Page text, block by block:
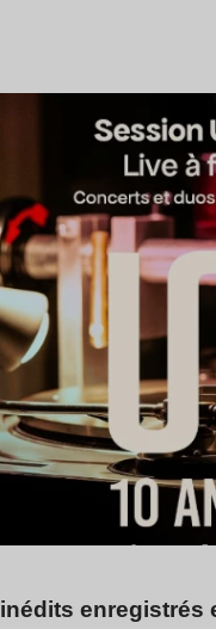
enregistrés